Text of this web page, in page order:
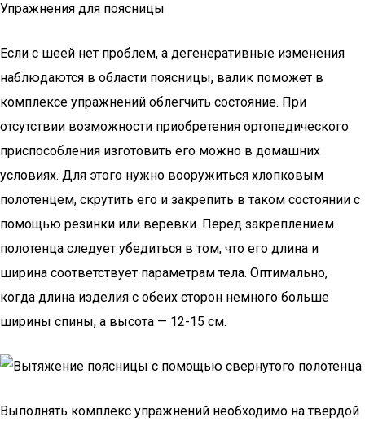
Упражнения для поясницы
Если с шеей нет проблем, а дегенеративные изменения
наблюдаются в области поясницы, валик поможет в
комплексе упражнений облегчить состояние. При
отсутствии возможности приобретения ортопедического
приспособления изготовить его можно в домашних
условиях. Для этого нужно вооружиться хлопковым
полотенцем, скрутить его и закрепить в таком состоянии с
помощью резинки или веревки. Перед закреплением
полотенца следует убедиться в том, что его длина и
ширина соответствует параметрам тела. Оптимально,
когда длина изделия с обеих сторон немного больше
ширины спины, а высота — 12-15 см.
Выполнять комплекс упражнений необходимо на твердой